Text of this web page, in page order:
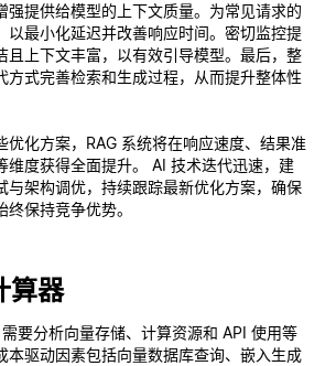
强提供给模型的上下文质量。为常见请求的
以最小化延迟并改善响应时间。密切监控提
且上下文丰富，以有效引导模型。最后，整
方式完善检索和生成过程，从而提升整体性
优化方案，RAG 系统将在响应速度、结果准
维度获得全面提升。 AI 技术迭代迅速，建
与架构调优，持续跟踪最新优化方案，确保
保持竞争优势。
算器
要分析向量存储、计算资源和 API 使用等
本驱动因素包括向量数据库查询、嵌入生成